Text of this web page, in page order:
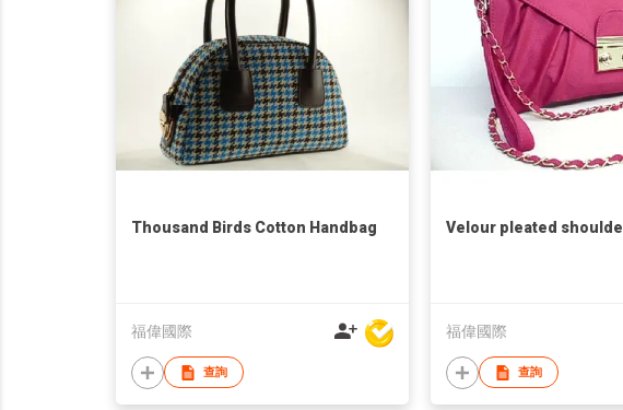
Thousand Birds Cotton Handbag
福偉國際
查詢
Velour pleated
福偉國際
查詢